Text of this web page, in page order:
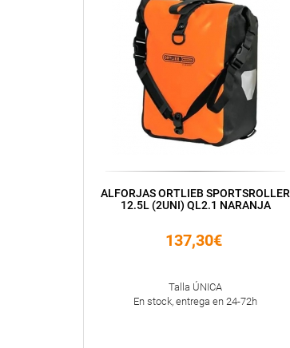
ALFORJAS ORTLIEB SPORTSROLLER
12.5L (2UNI) QL2.1 NARANJA
137,30€
Talla ÚNICA
En stock, entrega en 24-72h